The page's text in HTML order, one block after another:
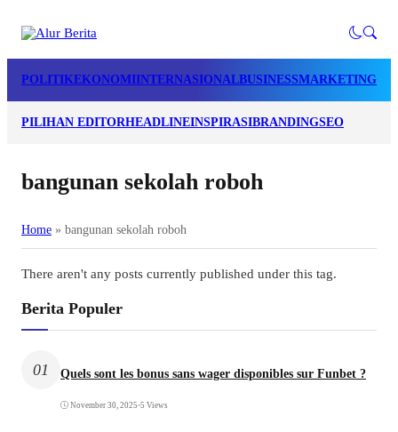
POLITIKEKONOMIINTERNASIONALBUSINESSMARKETING
PILIHAN EDITORHEADLINEINSPIRASIBRANDINGSEO
bangunan sekolah roboh
Home » bangunan sekolah roboh
There aren't any posts currently published under this tag.
Berita Populer
01 Quels sont les bonus sans wager disponibles sur Funbet ?
November 30, 2025 •5 Views